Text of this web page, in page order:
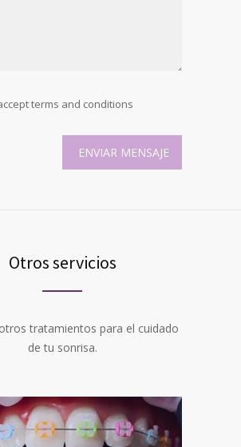
terms and conditions
Otros servicios
tratamientos para el cuidado
de tu sonrisa.